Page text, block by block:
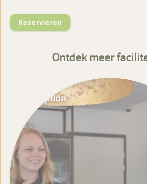
Reservieren
Ontdek meer
Rezeption